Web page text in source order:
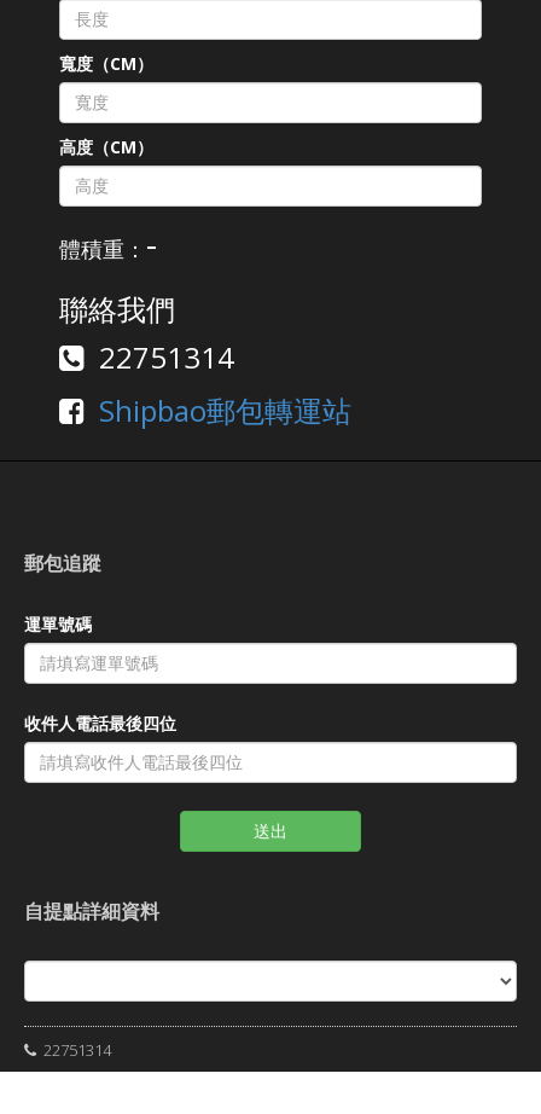
寬度（CM）
高度（CM）
體積重： -
聯絡我們
22751314
Shipbao郵包轉運站
郵包追蹤
運單號碼
收件人電話最後四位
送出
自提點詳細資料
22751314